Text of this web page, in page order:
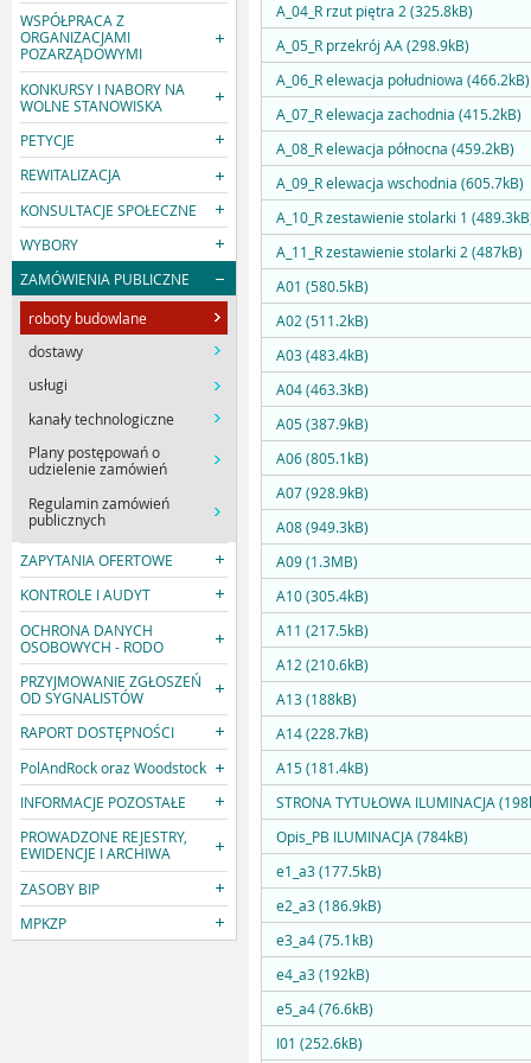
WSPÓŁPRACA Z
ORGANIZACJAMI
POZARZĄDOWYMI
KONKURSY I NABORY NA
WOLNE STANOWISKA
PETYCJE
REWITALIZACJA
KONSULTACJE SPOŁECZNE
WYBORY
ZAMÓWIENIA PUBLICZNE
roboty budowlane
dostawy
usługi
kanały technologiczne
Plany postępowań o
udzielenie zamówień
Regulamin zamówień
publicznych
ZAPYTANIA OFERTOWE
KONTROLE I AUDYT
OCHRONA DANYCH
OSOBOWYCH - RODO
PRZYJMOWANIE ZGŁOSZEŃ
OD SYGNALISTÓW
RAPORT DOSTĘPNOŚCI
PolAndRock oraz Woodstock
INFORMACJE POZOSTAŁE
PROWADZONE REJESTRY,
EWIDENCJE I ARCHIWA
ZASOBY BIP
MPKZP
A_04_R rzut piętra 2 (325.8kB)
A_05_R przekrój AA (298.9kB)
A_06_R elewacja południowa (466.2kB)
A_07_R elewacja zachodnia (415.2kB)
A_08_R elewacja północna (459.2kB)
A_09_R elewacja wschodnia (605.7kB)
A_10_R zestawienie stolarki 1
A_11_R zestawienie stolarki 2 (487kB)
A01 (580.5kB)
A02 (511.2kB)
A03 (483.4kB)
A04 (463.3kB)
A05 (387.9kB)
A06 (805.1kB)
A07 (928.9kB)
A08 (949.3kB)
A09 (1.3MB)
A10 (305.4kB)
A11 (217.5kB)
A12 (210.6kB)
A13 (188kB)
A14 (228.7kB)
A15 (181.4kB)
STRONA TYTUŁOWA ILUMINACJA
Opis_PB ILUMINACJA (784kB)
e1_a3 (177.5kB)
e2_a3 (186.9kB)
e3_a4 (75.1kB)
e4_a3 (192kB)
e5_a4 (76.6kB)
I01 (252.6kB)